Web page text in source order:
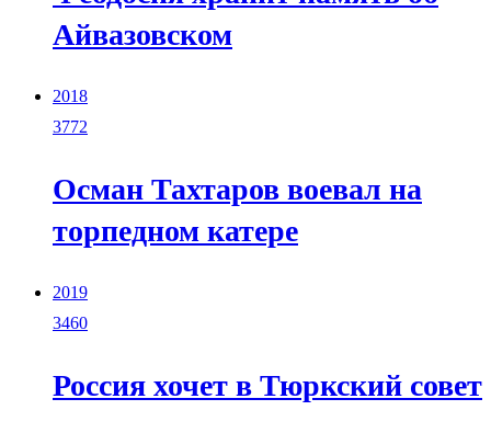
Айвазовском
2018
3772
Осман Тахтаров воевал на
торпедном катере
2019
3460
Россия хочет в Тюркский совет